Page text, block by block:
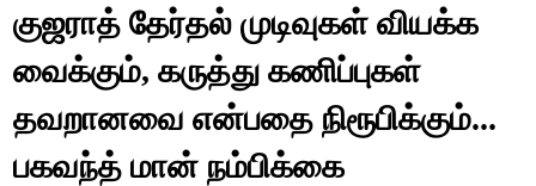
குஜராத் தேர்தல் முடிவுகள் வியக்க
வைக்கும், கருத்து கணிப்புகள்
தவறானவை என்பதை நிரூபிக்கும்...
பகவந்த் மான் நம்பிக்கை